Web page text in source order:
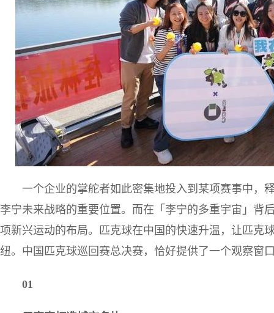
一个企业的掌舵者如此密集地投入到某项赛事中，
李宁未来战略的重要位置。而在「李宁的多重宇宙」背
项新兴运动的布局。匹克球在中国的快速升温，让匹克
纽。中国匹克球巡回赛总决赛，恰好提供了一个观察窗
01